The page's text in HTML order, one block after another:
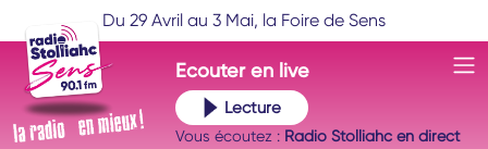
Du 29 Avril au 3 Mai, la Foire de Sens
Ecouteren live
Lecture
Vous écoutez : Radio Stolliahc en direct